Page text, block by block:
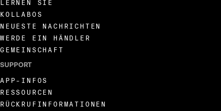
LERNEN SIE
KOLLABOS
NEUESTE NACHRICHTEN
WERDE EIN HÄNDLER
GEMEINSCHAFT
SUPPORT
APP-INFOS
RESSOURCEN
RÜCKRUFINFORMATIONEN